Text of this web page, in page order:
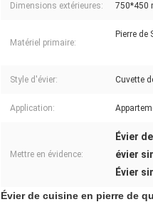
Dimensions extérieures: 750*450
Matériel primaire:
Pierre de
Style d'évier: Cuvette
Application:
Mettre en évidence:
Évier
évier
Évier
Évier de cuisine en pierre de